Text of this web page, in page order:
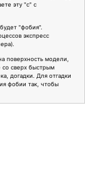
эту "с" с
"фобия".
экспресс
поверхность модели,
со сверх быстрым
догадки. Для отгадки
фобии так, чтобы